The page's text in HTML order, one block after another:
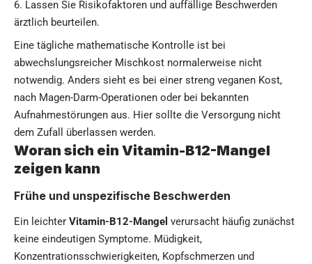
Lassen Sie Risikofaktoren und auffällige Beschwerden
ärztlich beurteilen.
Eine tägliche mathematische Kontrolle ist bei
abwechslungsreicher Mischkost normalerweise nicht
notwendig. Anders sieht es bei einer streng veganen Kost,
nach Magen-Darm-Operationen oder bei bekannten
Aufnahmestörungen aus. Hier sollte die Versorgung nicht
dem Zufall überlassen werden.
Woran sich ein Vitamin-B12-Mangel
zeigen kann
Frühe und unspezifische Beschwerden
Ein leichter Vitamin-B12-Mangel verursacht häufig zunächst
keine eindeutigen Symptome. Müdigkeit,
Konzentrationsschwierigkeiten, Kopfschmerzen und